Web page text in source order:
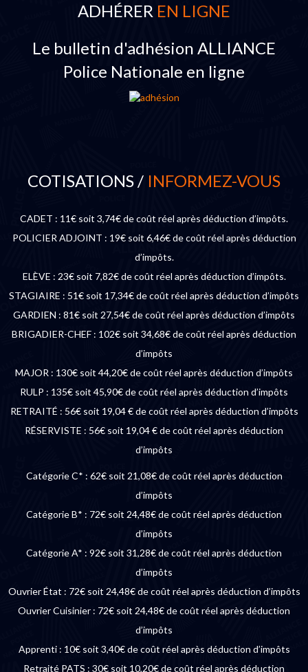
ADHÉRER EN LIGNE
Le bulletin d'adhésion ALLIANCE
Police Nationale en ligne
COTISATIONS / INFORMEZ-VOUS
CADET : 11€ soit 3,74€ de coût réel après déduction d’impôts.
POLICIER ADJOINT : 19€ soit 6,46€ de coût réel après déduction
d’impôts.
ELÈVE : 23€ soit 7,82€ de coût réel après déduction d’impôts.
STAGIAIRE : 51€ soit 17,34€ de coût réel après déduction d’impôts
GARDIEN : 81€ soit 27,54€ de coût réel après déduction d’impôts
BRIGADIER-CHEF : 102€ soit 34,68€ de coût réel après déduction
d’impôts
MAJOR : 130€ soit 44,20€ de coût réel après déduction d’impôts
RULP : 135€ soit 45,90€ de coût réel après déduction d’impôts
RETRAITÉ : 56€ soit 19,04 € de coût réel après déduction d’impôts
RÉSERVISTE : 56€ soit 19,04 € de coût réel après déduction
d’impôts
Catégorie C* : 62€ soit 21,08€ de coût réel après déduction
d’impôts
Catégorie B* : 72€ soit 24,48€ de coût réel après déduction
d’impôts
Catégorie A* : 92€ soit 31,28€ de coût réel après déduction
d’impôts
Ouvrier État : 72€ soit 24,48€ de coût réel après déduction d’impôts
Ouvrier Cuisinier : 72€ soit 24,48€ de coût réel après déduction
d’impôts
Apprenti : 10€ soit 3,40€ de coût réel après déduction d’impôts
Retraité PATS : 30€ soit 10,20€ de coût réel après déduction